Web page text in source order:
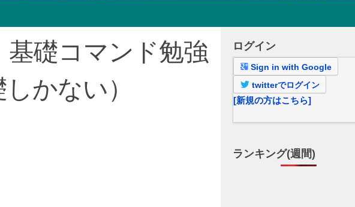
礎コマンド勉強
かない）
ログイン
Sign in with Google
twitterでログイン
[新規の方はこちら]
ランキング(週間)